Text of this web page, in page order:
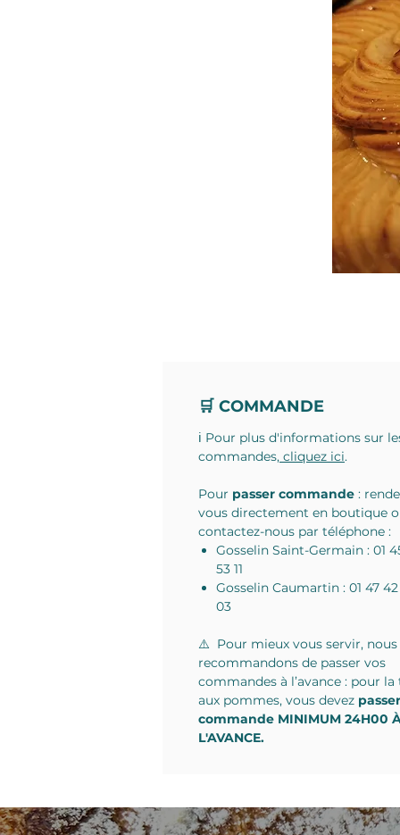
🛒 COMMANDE
ℹ️ Pour plus d'informations sur
commandes, cliquez ici.
Pour passer commande :
vous directement en boutique
contactez-nous par téléphone :
Gosselin Saint-Germain : 01
53 11
Gosselin Caumartin : 01 47
03
⚠️ Pour mieux vous servir, nous
recommandons de passer vos
commandes à l’avance : pour la
aux pommes, vous devez passer
commande MINIMUM 24H00
L'AVANCE.